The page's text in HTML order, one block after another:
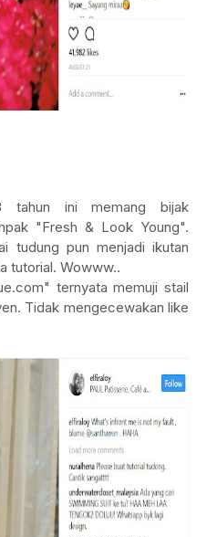
tahun ini memang bijak
"Fresh & Look Young".
tudung pun menjadi ikutan
tutorial. Wowww..
ternyata memuji stail
Tidak mengecewakan like